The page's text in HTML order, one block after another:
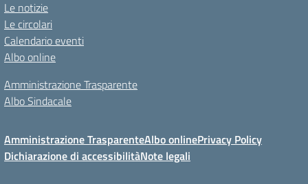
Le notizie
Le circolari
Calendario eventi
Albo online
Amministrazione Trasparente
Albo Sindacale
Amministrazione TrasparenteAlbo onlinePrivacy Policy
Dichiarazione di accessibilitàNote legali